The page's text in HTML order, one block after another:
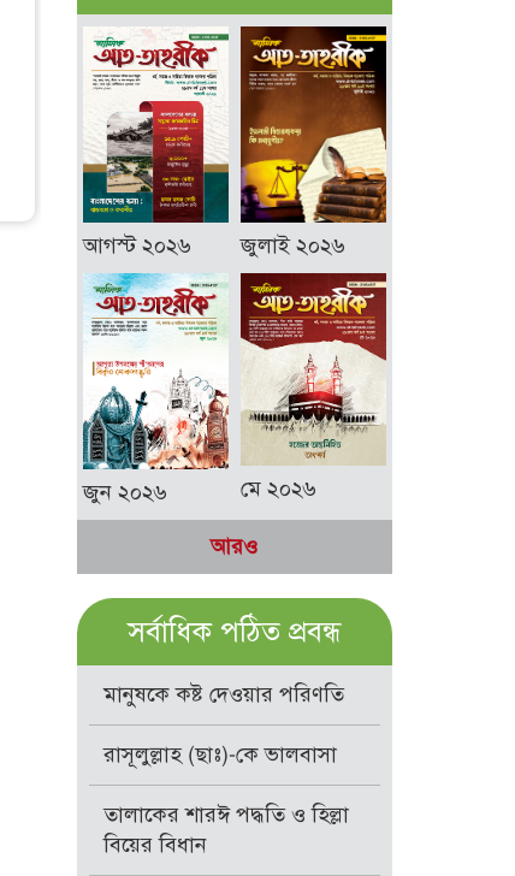
আগস্ট ২০২৬ জুলাই ২০২৬
জুন ২০২৬ মে ২০২৬
আরও
সর্বাধিক পঠিত প্রবন্ধ
মানুষকে কষ্ট দেওয়ার পরিণতি
রাসূলুল্লাহ (ছাঃ)-কে ভালবাসা
তালাকের শারঈ পদ্ধতি ও হিল্লা
বিয়ের বিধান